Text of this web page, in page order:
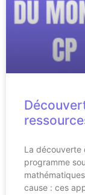
La découverte
programme
cause : ces